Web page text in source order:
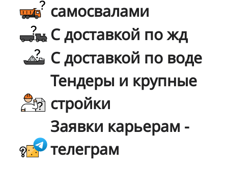
самосвалами
С доставкой по жд
С доставкой по воде
Тендеры и крупные
стройки
Заявки карьерам -
телеграм